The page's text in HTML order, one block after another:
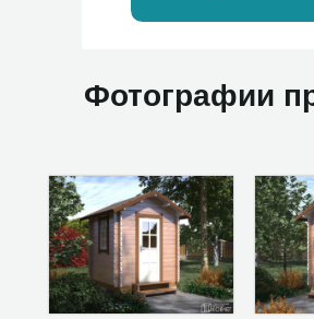
Фотографии